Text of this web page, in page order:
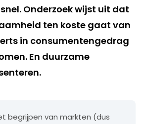
Onderzoek wijst uit dat
ten koste gaat van
in consumentengedrag
En duurzame
begrijpen van markten (dus